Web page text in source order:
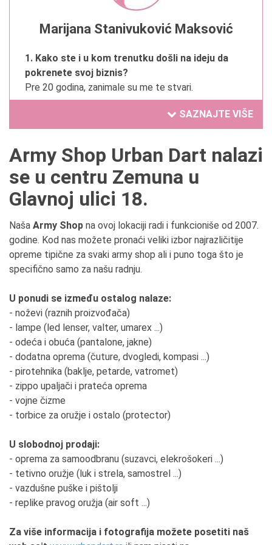
Marijana Stanivuković Maksović
1. Kako ste i u kom trenutku došli na ideju da
pokrenete svoj biznis?
Pre 20 godina, zanimale su me te stvari.
2. Da li ste oduvek želeli da se bavite trenutnom
delatnošću?
3. Čime se ponosite u Vašem poslovanju?
Profesionalnošću.
4. Koja je tajna Vašeg uspeha? (navedite tri
osobine, ponašanja ,verovanja ili sposobnosti)
Porodičan biznis.
5. Koliko je Vaša okolina imala razumevanja i ko
Vam je najveća podrška?
Porodica. Niko nije imao razumevanja, svima je bilo
smešno.
6. Koja rečenica je Vaša vodilja?
Biti broj 1 u poslu.
7. Da li imate uzore koji su Vas motivisali ili
motivišu za dalji rad?
Rad me motiviše i da budemo najbolja firma u našoj
branši.
8. Čega ste morali da se odreknete?
Privatnog života.
9. Šta je to što Vas je vuklo napred i kako ste se
motivisali i kada dođu loša vremena?
Želja za uspehom.
SAZNAJTE VIŠE
Army Shop Urban Dart nalazi
se u centru Zemuna u
Glavnoj ulici 18.
Naša Army Shop na ovoj lokaciji radi i funkcioniše od 2007.
godine. Kod nas možete pronaći veliki izbor najrazličitije
opreme tipične za svaki army shop ali i puno toga što je
specifično samo za našu radnju.
U ponudi se između ostalog nalaze:
- noževi (raznih proizvođača)
- lampe (led lenser, valter, umarex ...)
- odeća i obuća (pantalone, jakne)
- dodatna oprema (čuture, dvogledi, kompasi ...)
- pirotehnika (baklje, petarde, vatromet)
- zippo upaljači i prateća oprema
- vojne čizme
- torbice za oružje i ostalo (protector)
U slobodnoj prodaji:
- oprema za samoodbranu (suzavci, elekrošokeri ...)
- tetivno oružje (luk i strela, samostrel ...)
- vazdušne puške i pištolji
- replike pravog oružja (air soft ...)
Za više informacija i fotografija možete posetiti naš